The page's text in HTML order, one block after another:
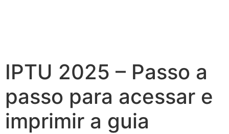
IPTU 2025 – Passo a
passo para acessar e
imprimir a guia